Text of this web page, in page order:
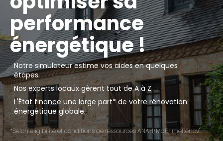
performance
énergétique !
Notre simulateur estime vos aides en quelques
étapes.
Nos experts locaux gèrent tout de A à Z.
L'État finance une large part* de votre rénovation
énergétique globale.
*Selon éligibilité et conditions de ressources ANAH/MaPrimeRénov'.